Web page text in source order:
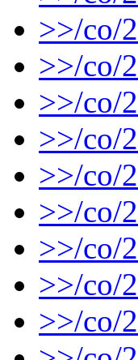
>>/co/
>>/co/
>>/co/
>>/co/
>>/co/
>>/co/
>>/co/
>>/co/
>>/co/